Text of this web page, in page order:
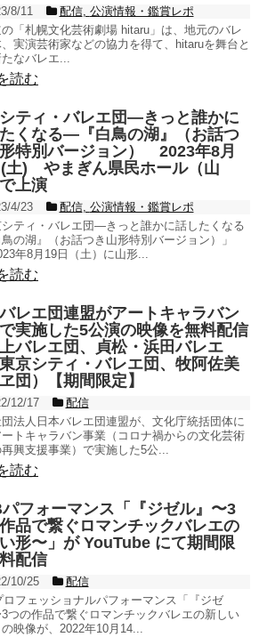
8/11 配信, 公演情報・鑑賞レポ
「札幌文化芸術劇場 hitaru」は、地元のバレ
実演芸術家などの協力を得て、hitaruを舞台と
たなバレエ...
読む
ティ・バレエ団―きっと誰かに
くなる―『白鳥の湖』（お話つ
特別バージョン） 2023年8月
土) やまぎん県民ホール（山
上演
4/23 配信, 公演情報・鑑賞レポ
シティ・バレエ団―きっと誰かに話したくなる
の湖』（お話つき山形特別バージョン）」
年8月19日（土）に山形...
読む
レエ団連盟がアートキャラバン
実施した5公演の映像を無料配信
上バレエ団、貞松・浜田バレエ
京シティ・バレエ団、牧阿佐美
団）【期間限定】
12/17
配信
法人日本バレエ団連盟が、文化庁統括団体に
トキャラバン事業（コロナ禍からの文化芸術
興支援事業）で実施した5公...
読む
フォーマンス「『ジゼル』〜3
品で繋ぐロマンチックバレエの
形〜」が YouTube にて期間限
配信
10/25
配信
ロフェッショナルパフォーマンス「『ジゼ
つの作品で繋ぐロマンチックバレエの新しい
映像が、2022年10月14...